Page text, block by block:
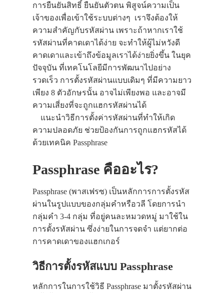
การยืนยันสิทธิ์ ยืนยันตัวตน พิสูจน์ความเป็น
เจ้าของเพื่อเข้าใช้ระบบต่างๆ เราจึงต้องให้
ความสำคัญกับรหัสผ่าน เพราะถ้าหากเราใช้
รหัสผ่านที่คาดเดาได้ง่าย จะทำให้ผู้ไม่หวังดี
คาดเดาและเข้าถึงข้อมูลเราได้ง่ายยิ่งขึ้น ในยุค
ปัจจุบัน ที่เทคโนโลยีมีการพัฒนาไปอย่าง
รวดเร็ว การตั้งรหัสผ่านแบบเดิมๆ ที่มีความยาว
เพียง 8 ตัวอักษรนั้น อาจไม่เพียงพอ และอาจมี
ความเสี่ยงที่จะถูกแฮกรหัสผ่านได้
แนะนำวิธีการตั้งค่ารหัสผ่านที่ทำให้เกิด
ความปลอดภัย ช่วยป้องกันการถูกแฮกรหัสได้
ด้วยเทคนิค Passphrase
Passphrase คืออะไร?
Passphrase (พาสเฟรซ) เป็นหลักการการตั้งรหัส
ผ่านในรูปแบบของกลุ่มคำหรือวลี โดยการนำ
กลุ่มคำ 3-4 กลุ่ม ที่อยู่คนละหมวดหมู่ มาใช้ใน
การตั้งรหัสผ่าน ซึ่งง่ายในการจดจำ แต่ยากต่อ
การคาดเดาของแฮกเกอร์
วิธีการตั้งรหัสแบบ Passphrase
หลักการในการใช้วิธี Passphrase มาตั้งรหัสผ่าน